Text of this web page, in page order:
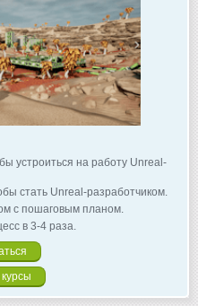
устроиться на работу Unreal-
стать Unreal-разработчиком.
с пошаговым планом.
в 3-4 раза.